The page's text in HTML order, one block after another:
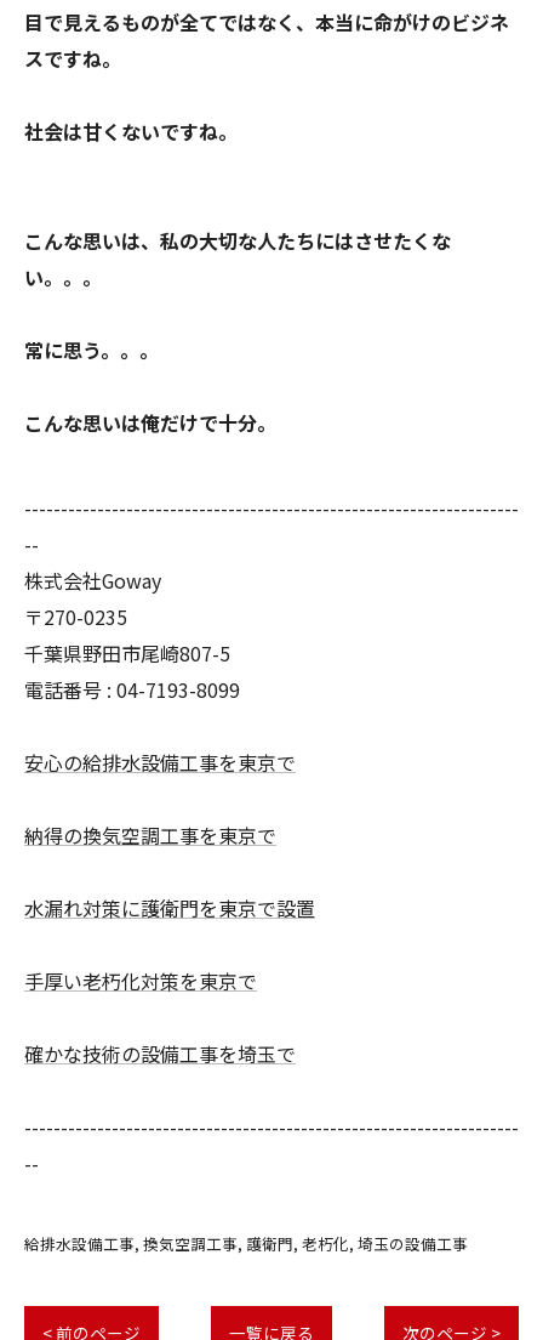
目で見えるものが全てではなく、本当に命がけのビジネ
スですね。
社会は甘くないですね。
こんな思いは、私の大切な人たちにはさせたくな
い。。。
常に思う。。。
こんな思いは俺だけで十分。
--------------------------------------------------------------------
--
株式会社Goway
〒270-0235
千葉県野田市尾崎807-5
電話番号 : 04-7193-8099
安心の給排水設備工事を東京で
納得の換気空調工事を東京で
水漏れ対策に護衛門を東京で設置
手厚い老朽化対策を東京で
確かな技術の設備工事を埼玉で
--------------------------------------------------------------------
--
給排水設備工事 換気空調工事 護衛門 老朽化 埼玉の設備工事
< 前のページ 一覧に戻る 次のページ >